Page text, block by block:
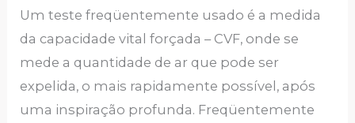
Um teste freqüentemente usado é a medida
da capacidade vital forçada – CVF, onde se
mede a quantidade de ar que pode ser
expelida, o mais rapidamente possível, após
uma inspiração profunda. Freqüentemente